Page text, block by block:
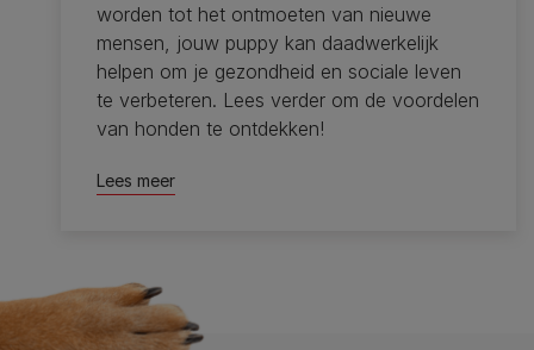
worden tot het ontmoeten van nieuwe
mensen, jouw puppy kan daadwerkelijk
helpen om je gezondheid en sociale leven
te verbeteren. Lees verder om de voordelen
van honden te ontdekken!
Lees meer